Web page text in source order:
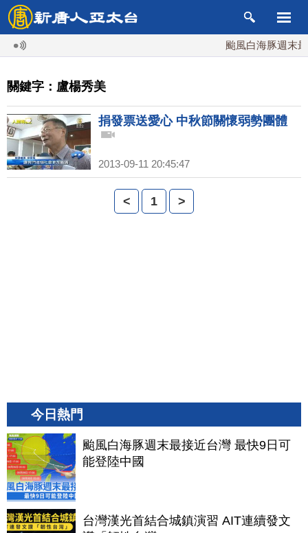
颱風白海豚週末最
關鍵字：盧楊秀美
捐發票送愛心 中秋節關懷弱勢團體
2013-09-11 20:45:47
< 1 >
今日熱門
颱風白海豚週末最接近台灣 最快9日可
能登陸中國
台灣漢光首結合城鎮演習 AIT連續發文